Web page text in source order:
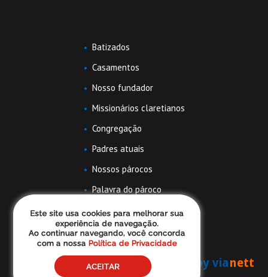
Batizados
Casamentos
Nosso fundador
Missionários claretianos
Congregação
Padres atuais
Nossos párocos
Palavra do pároco
Famílias claretianas
Todos direitos reservados - Rosario RP © by vianett